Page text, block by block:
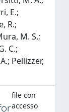
E.;
R.;
M. S.;
C.;
Pellizzer,
file con
accesso